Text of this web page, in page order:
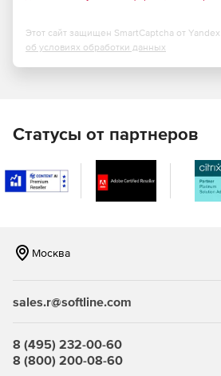
Группами виртуальных
Центром обработки данных
Хранилищами;
Возможность масштабирования
Поддержка службы каталога
Этот сайт защищен SmartCaptcha от
об условиях обработки данных
Статусы от партнеров
Москва
sales.r@softline.com
8 (495) 232-00-60
8 (800) 200-08-60